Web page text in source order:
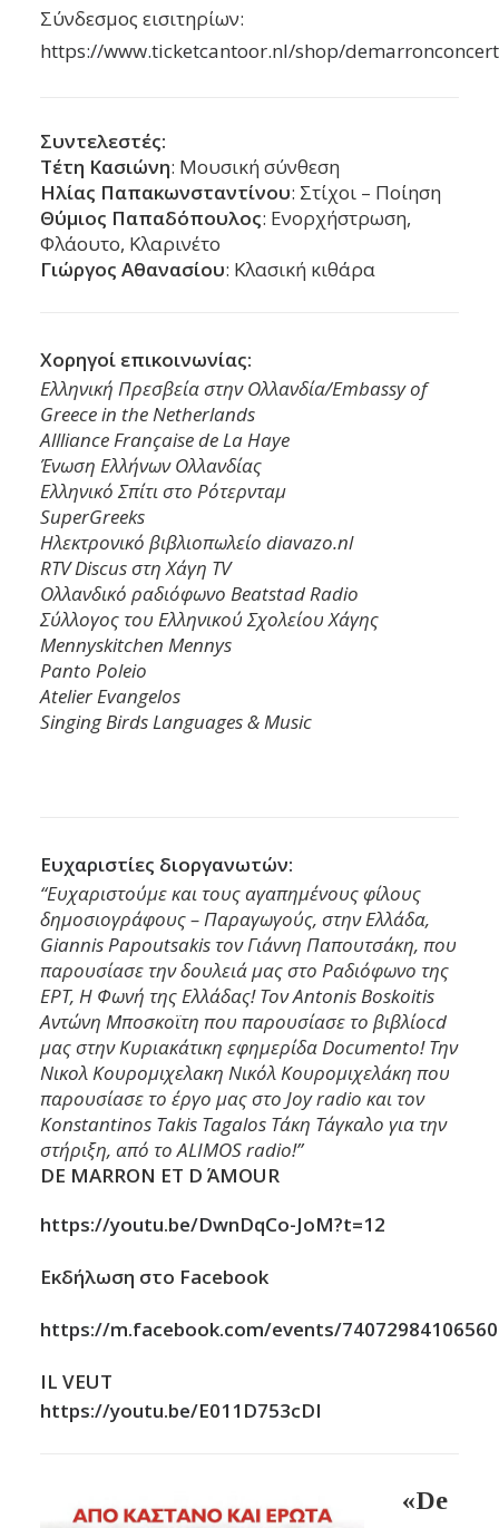
Σύνδεσμος εισιτηρίων:
https://www.ticketcantoor.nl/shop/demarronconcert
Συντελεστές:
Τέτη Κασιώνη: Μουσική σύνθεση
Ηλίας Παπακωνσταντίνου: Στίχοι – Ποίηση
Θύμιος Παπαδόπουλος: Ενορχήστρωση,
Φλάουτο, Κλαρινέτο
Γιώργος Αθανασίου: Κλασική κιθάρα
Χορηγοί επικοινωνίας:
Ελληνική Πρεσβεία στην Ολλανδία/Embassy of
Greece in the Netherlands
Allliance Française de La Haye
Ένωση Ελλήνων Ολλανδίας
Ελληνικό Σπίτι στο Ρότερνταμ
SuperGreeks
Hλεκτρονικό βιβλιοπωλείο diavazo.nl
RTV Discus στη Χάγη TV
Oλλανδικό ραδιόφωνο Beatstad Radio
Σύλλογος του Ελληνικού Σχολείου Χάγης
Mennyskitchen Mennys
Panto Poleio
Atelier Evangelos
Singing Birds Languages & Music
Ευχαριστίες διοργανωτών:
“Ευχαριστούμε και τους αγαπημένους φίλους
δημοσιογράφους – Παραγωγούς, στην Ελλάδα,
Giannis Papoutsakisτον Γιάννη Παπουτσάκη, που
παρουσίασε την δουλειά μας στο Ραδιόφωνο της
ΕΡΤ, Η Φωνή της Ελλάδας! ΤονAntonis Boskoitis
Αντώνη Μποσκοϊτη που παρουσίασε το βιβλίοcd
μας στην Κυριακάτικη εφημερίδα Documento! Την
Νικολ Κουρομιχελακη Νικόλ Κουρομιχελάκη που
παρουσίασε το έργο μας στο Joy radio και τον
Konstantinos Takis Tagalos Τάκη Τάγκαλο για την
στήριξη, από το ALIMOS radio!”
DE MARRON ET D΄ AMOUR
https://youtu.be/DwnDqCo-JoM?t=12
Εκδήλωση στο Facebook
https://m.facebook.com/events/
IL VEUT
https://youtu.be/E011D753cDI
«De